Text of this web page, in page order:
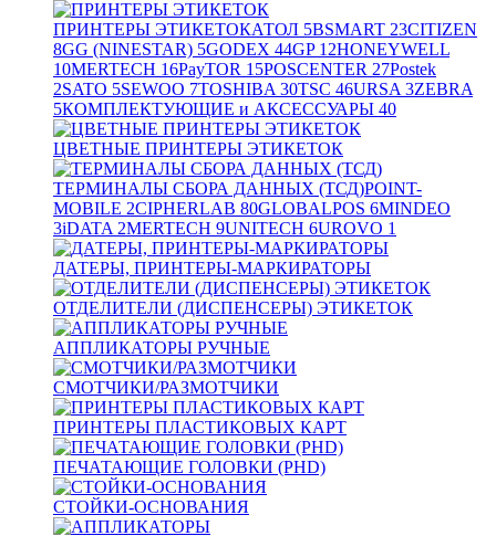
ПРИНТЕРЫ ЭТИКЕТОКАТОЛ 5BSMART 23CITIZEN
8GG (NINESTAR) 5GODEX 44GP12HONEYWELL
10MERTECH 16PayTOR 15POSCENTER 27Postek
2SATO 5SEWOO 7TOSHIBA 30TSC 46URSA 3ZEBRA
5КОМПЛЕКТУЮЩИЕ и АКСЕССУАРЫ 40
ЦВЕТНЫЕ ПРИНТЕРЫ ЭТИКЕТОК
ТЕРМИНАЛЫ СБОРА ДАННЫХ (ТСД)POINT-
MOBILE 2CIPHERLAB 80GLOBALPOS 6MINDEO
3iDATA 2MERTECH 9UNITECH 6UROVO 1
ДАТЕРЫ, ПРИНТЕРЫ-МАРКИРАТОРЫ
ОТДЕЛИТЕЛИ (ДИСПЕНСЕРЫ) ЭТИКЕТОК
АППЛИКАТОРЫ РУЧНЫЕ
СМОТЧИКИ/РАЗМОТЧИКИ
ПРИНТЕРЫ ПЛАСТИКОВЫХ КАРТ
ПЕЧАТАЮЩИЕ ГОЛОВКИ (PHD)
СТОЙКИ-ОСНОВАНИЯ